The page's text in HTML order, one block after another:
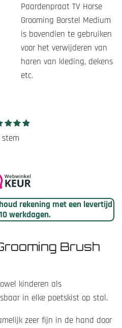
Paardenpraat TV Horse
Grooming Borstel Medium
is bovendien te gebruiken
voor het verwijderen van
haren van kleding, dekens
etc.
3
t
n
4
t
n
5
n
S
e
n
stem
rekening met een levertijd
werkdagen.
Brush
kinderen als
in elke poetskist op stal.
zeer fijn in de hand door